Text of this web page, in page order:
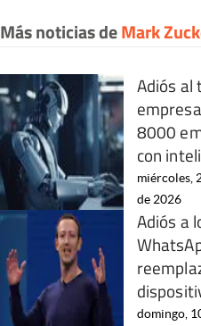
Más noticias deMark
Adiós al
8000
con
miércoles,
de 2026
Adiós a
domingo,